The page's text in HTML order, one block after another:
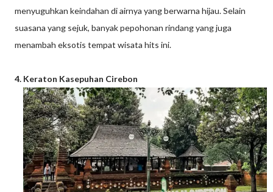
menyuguhkan keindahan di airnya yang berwarna hijau. Selain
suasana yang sejuk, banyak pepohonan rindang yang juga
menambah eksotis tempat wisata hits ini.
4. Keraton Kasepuhan Cirebon